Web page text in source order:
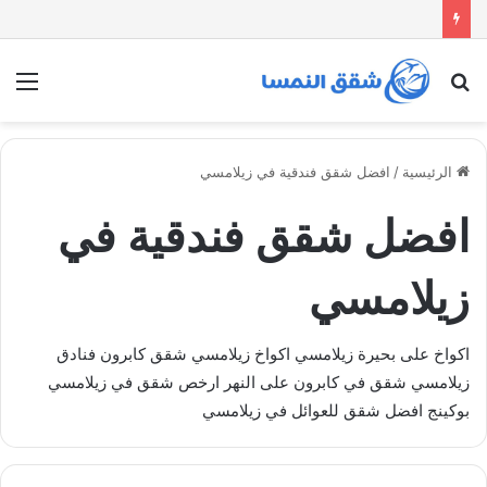
بحث
الرئيسية / افضل شقق فندقية في زيلامسي
افضل شقق فندقية في
زيلامسي
اكواخ على بحيرة زيلامسي اكواخ زيلامسي شقق كابرون فنادق
زيلامسي شقق في كابرون على النهر ارخص شقق في زيلامسي
بوكينج افضل شقق للعوائل في زيلامسي